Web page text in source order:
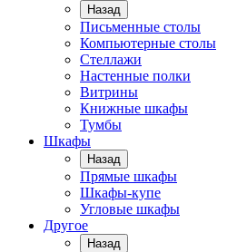
Назад
Письменные столы
Компьютерные столы
Стеллажи
Настенные полки
Витрины
Книжные шкафы
Тумбы
Шкафы
Назад
Прямые шкафы
Шкафы-купе
Угловые шкафы
Другое
Назад